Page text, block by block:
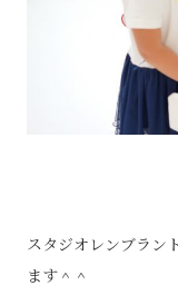
スタジオレンブラン
ます＾＾